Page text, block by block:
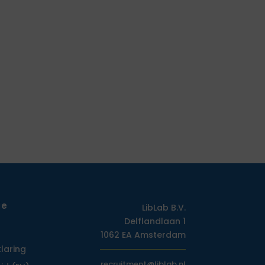
LibLab B.V.
Delflandlaan 1
1062 EA Amsterdam